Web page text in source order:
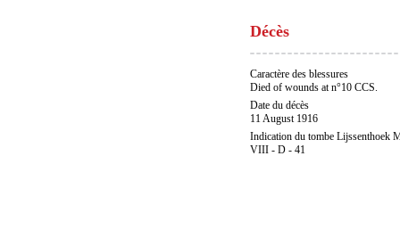
Décès
Caractère des blessures
Died of wounds at n°10 CCS.
Date du décès
11 August 1916
Indication du tombe Lijssenthoek
VIII - D - 41